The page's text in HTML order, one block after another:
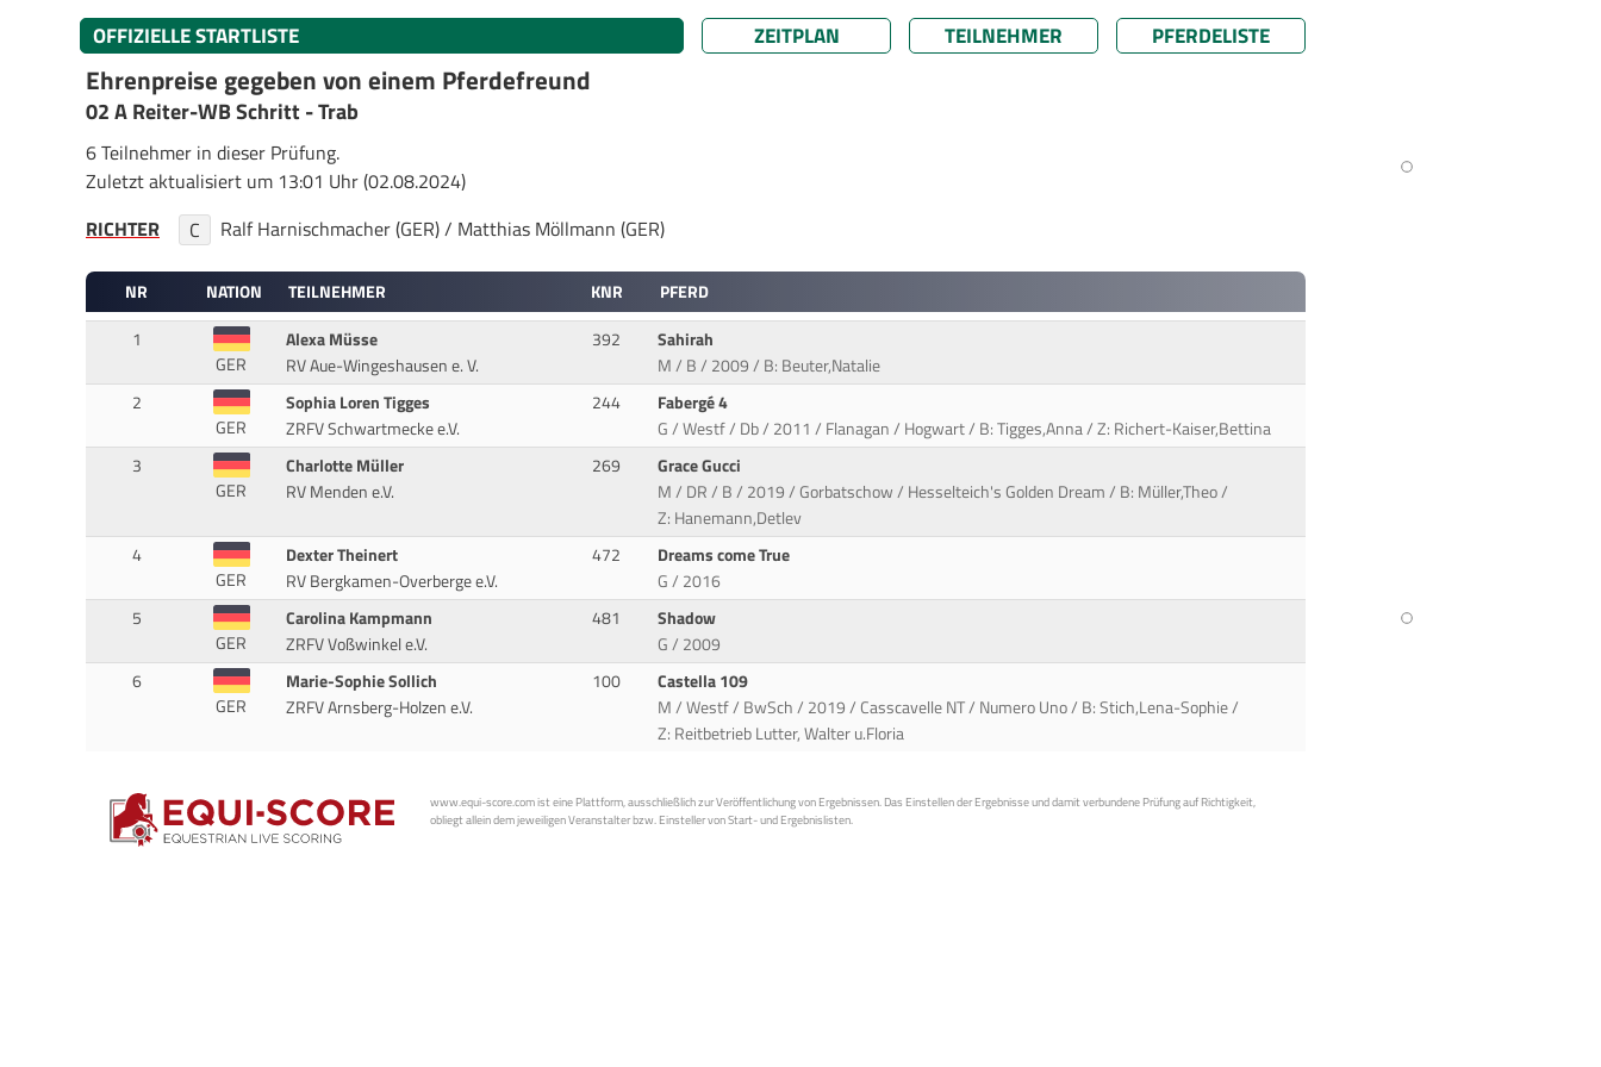
OFFIZIELLE STARTLISTE ZEITPLAN TEILNEHMER PFERDELISTE
Ehrenpreise gegeben von einem Pferdefreund
02 A Reiter-WB Schritt - Trab
6 Teilnehmer in dieser Prüfung.
Zuletzt aktualisiert um 13:01 Uhr (02.08.2024)
RICHTER
C Ralf Harnischmacher (GER) / Matthias Möllmann (GER)
NR NATION TEILNEHMER KNR
PFERD
1
GER
Alexa Müsse
RV Aue-Wingeshausen e. V.
392
Sahirah
M / B / 2009 / B: Beuter,Natalie
2
GER
Sophia Loren Tigges
ZRFV Schwartmecke e.V.
244
Fabergé 4
G / Westf / Db / 2011 / Flanagan / Hogwart / B: Tigges,Anna / Z: Richert-Kaiser,Bettina
3
GER
Charlotte Müller
RV Menden e.V.
269
Grace Gucci
M / DR / B / 2019 / Gorbatschow / Hesselteich's Golden Dream / B: Müller,Theo /
Z: Hanemann,Detlev
4
GER
Dexter Theinert
RV Bergkamen-Overberge e.V.
472
Dreams come True
G / 2016
5
GER
Carolina Kampmann
ZRFV Voßwinkel e.V.
481
Shadow
G / 2009
6
GER
Marie-Sophie Sollich
ZRFV Arnsberg-Holzen e.V.
100
Castella 109
M / Westf / BwSch / 2019 / Casscavelle NT / Numero Uno / B: Stich,Lena-Sophie /
Z: Reitbetrieb Lutter, Walter u.Floria
www.equi-score.com ist eine Plattform, ausschließlich zur Veröffentlichung von Ergebnissen. Das Einstellen der Ergebnisse und damit verbundene Prüfung auf Richtigkeit,
obliegt allein dem jeweiligen Veranstalter bzw. Einsteller von Start- und Ergebnislisten.